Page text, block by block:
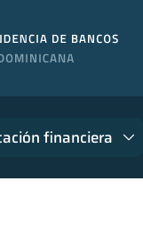
financiera